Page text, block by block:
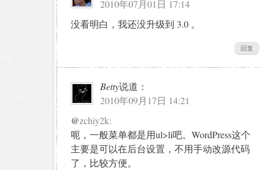
2010年07月01日 17:14
没看明白，我还没升级到 3.0 。
回复
Betty说道：
2010年09月17日 14:21
@zchiy2k:
呃，一般菜单都是用ul>li吧。WordPress这个
主要是可以在后台设置，不用手动改源代码
了，比较方便。